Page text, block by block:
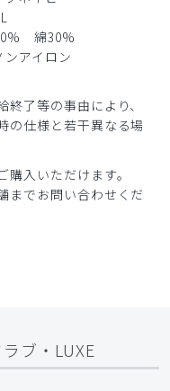
綿30%
ンアイロン
了等の事由により、
の仕様と若干異なる場
入いただけます。
までお問い合わせくだ
ブ・LUXE